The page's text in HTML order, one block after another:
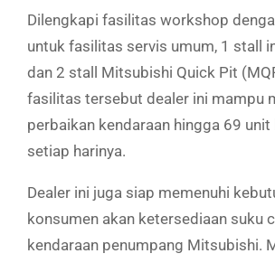
Dilengkapi fasilitas workshop
untuk fasilitas servis umum, 1 stall
dan 2 stall Mitsubishi Quick Pit
fasilitas tersebut dealer ini mampu
perbaikan kendaraan hingga 69 unit
setiap harinya.
Dealer ini juga siap memenuhi
konsumen akan ketersediaan suku
kendaraan penumpang Mitsubishi.